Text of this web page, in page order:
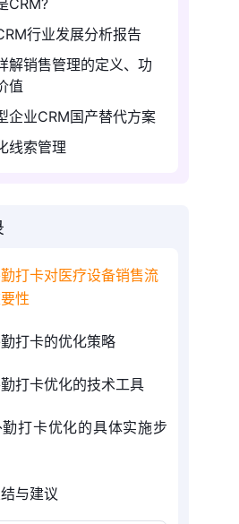
CRM?
行业发展分析报告
解销售管理的定义、功
值
企业CRM国产替代方案
线索管理
打卡对医疗设备销售流
性
打卡的优化策略
打卡优化的技术工具
打卡优化的具体实施步
与建议